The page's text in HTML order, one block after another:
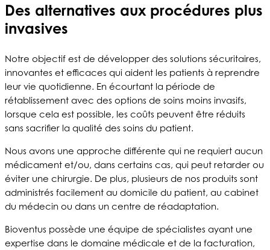
Des alternatives aux procédures plus
invasives
Notre objectif est de développer des solutions sécuritaires,
innovantes et efficaces qui aident les patients à reprendre
leur vie quotidienne. En écourtant la période de
rétablissement avec des options de soins moins invasifs,
lorsque cela est possible, les coûts peuvent être réduits
sans sacrifier la qualité des soins du patient.
Nous avons une approche différente qui ne requiert aucun
médicament et/ou, dans certains cas, qui peut retarder ou
éviter une chirurgie. De plus, plusieurs de nos produits sont
administrés facilement au domicile du patient, au cabinet
du médecin ou dans un centre de réadaptation.
Bioventus possède une équipe de spécialistes ayant une
expertise dans le domaine médicale et de la facturation,